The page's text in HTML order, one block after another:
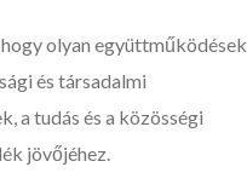
olyan együttműködések
és társadalmi
a tudás és a közösségi
jövőjéhez.